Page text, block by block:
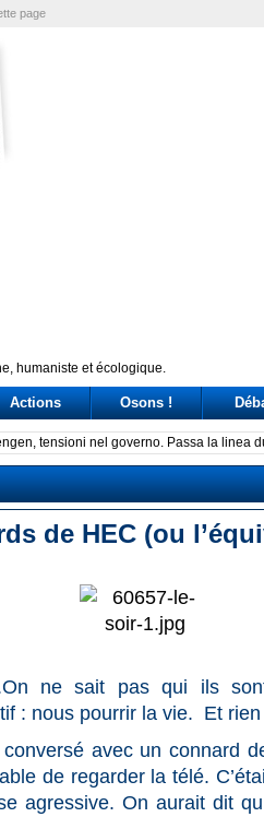
page
humaniste et écologique.
Actions Osons !
tensioni nel governo. Passa la linea
de HEC (ou
ne sait pas qui ils
: nous pourrir la vie. Et
avec un connard
de regarder la télé.
agressive. On aurait dit